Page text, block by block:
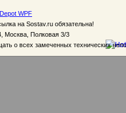
Depot WPF
на Sostav.ru обязательна!
Москва, Полковая 3/3
о всех замеченных технических